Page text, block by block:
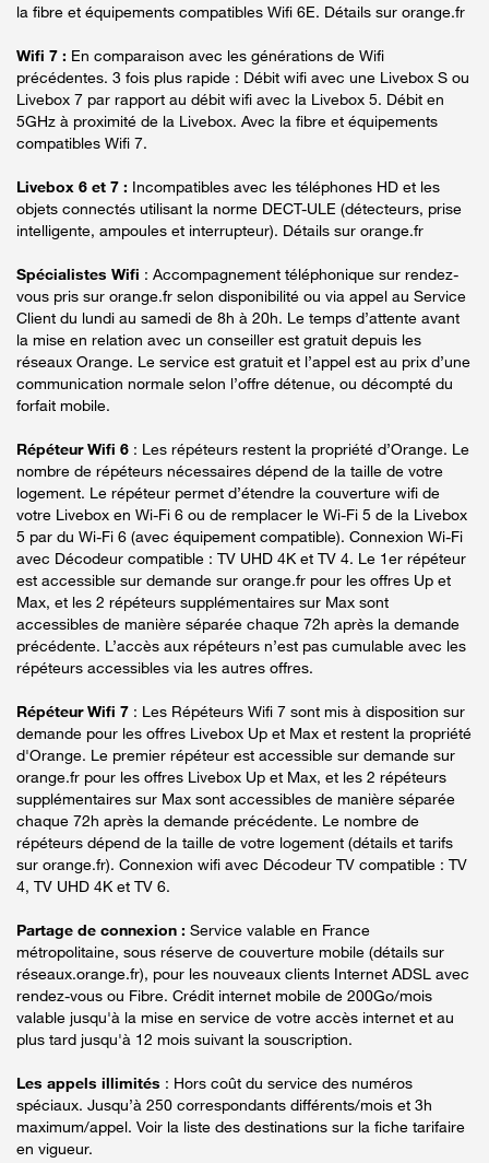
la fibre et équipements compatibles Wifi 6E. Détails sur orange.fr
Wifi 7 : En comparaison avec les générations de Wifi
précédentes. 3 fois plus rapide : Débit wifi avec une Livebox S ou
Livebox 7 par rapport au débit wifi avec la Livebox 5. Débit en
5GHz à proximité de la Livebox. Avec la fibre et équipements
compatibles Wifi 7.
Livebox 6 et 7 : Incompatibles avec les téléphones HD et les
objets connectés utilisant la norme DECT-ULE (détecteurs, prise
intelligente, ampoules et interrupteur). Détails sur orange.fr
Spécialistes Wifi : Accompagnement téléphonique sur rendez-
vous pris sur orange.fr selon disponibilité ou via appel au Service
Client du lundi au samedi de 8h à 20h. Le temps d’attente avant
la mise en relation avec un conseiller est gratuit depuis les
réseaux Orange. Le service est gratuit et l’appel est au prix d’une
communication normale selon l’offre détenue, ou décompté du
forfait mobile.
Répéteur Wifi 6 : Les répéteurs restent la propriété d’Orange. Le
nombre de répéteurs nécessaires dépend de la taille de votre
logement. Le répéteur permet d’étendre la couverture wifi de
votre Livebox en Wi-Fi 6 ou de remplacer le Wi-Fi 5 de la Livebox
5 par du Wi-Fi 6 (avec équipement compatible). Connexion Wi-Fi
avec Décodeur compatible : TV UHD 4K et TV 4. Le 1er répéteur
est accessible sur demande sur orange.fr pour les offres Up et
Max, et les 2 répéteurs supplémentaires sur Max sont
accessibles de manière séparée chaque 72h après la demande
précédente. L’accès aux répéteurs n’est pas cumulable avec les
répéteurs accessibles via les autres offres.
Répéteur Wifi 7 : Les Répéteurs Wifi 7 sont mis à disposition sur
demande pour les offres Livebox Up et Max et restent la propriété
d'Orange. Le premier répéteur est accessible sur demande sur
orange.fr pour les offres Livebox Up et Max, et les 2 répéteurs
supplémentaires sur Max sont accessibles de manière séparée
chaque 72h après la demande précédente. Le nombre de
répéteurs dépend de la taille de votre logement (détails et tarifs
sur orange.fr). Connexion wifi avec Décodeur TV compatible : TV
4, TV UHD 4K et TV 6.
Partage de connexion : Service valable en France
métropolitaine, sous réserve de couverture mobile (détails sur
réseaux.orange.fr), pour les nouveaux clients Internet ADSL avec
rendez-vous ou Fibre. Crédit internet mobile de 200Go/mois
valable jusqu'à la mise en service de votre accès internet et au
plus tard jusqu'à 12 mois suivant la souscription.
Les appels illimités : Hors coût du service des numéros
spéciaux. Jusqu’à 250 correspondants différents/mois et 3h
maximum/appel. Voir la liste des destinations sur la fiche tarifaire
en vigueur.